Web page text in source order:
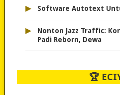
▸ Software Autotext
▸
Nonton Jazz Traffic:
Padi Reborn, Dewa
🏆